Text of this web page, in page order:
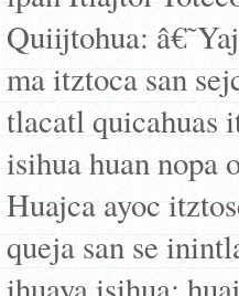
Quiijtohua:
ma itztoca san
tlacatl quicahuas
isihua huan nopa
Huajca ayoc
queja san se